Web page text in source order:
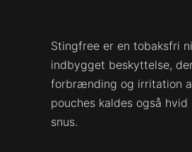
Stingfree er en tobaksfri
indbygget beskyttelse,
forbrænding og irritation
pouches kaldes også
snus.